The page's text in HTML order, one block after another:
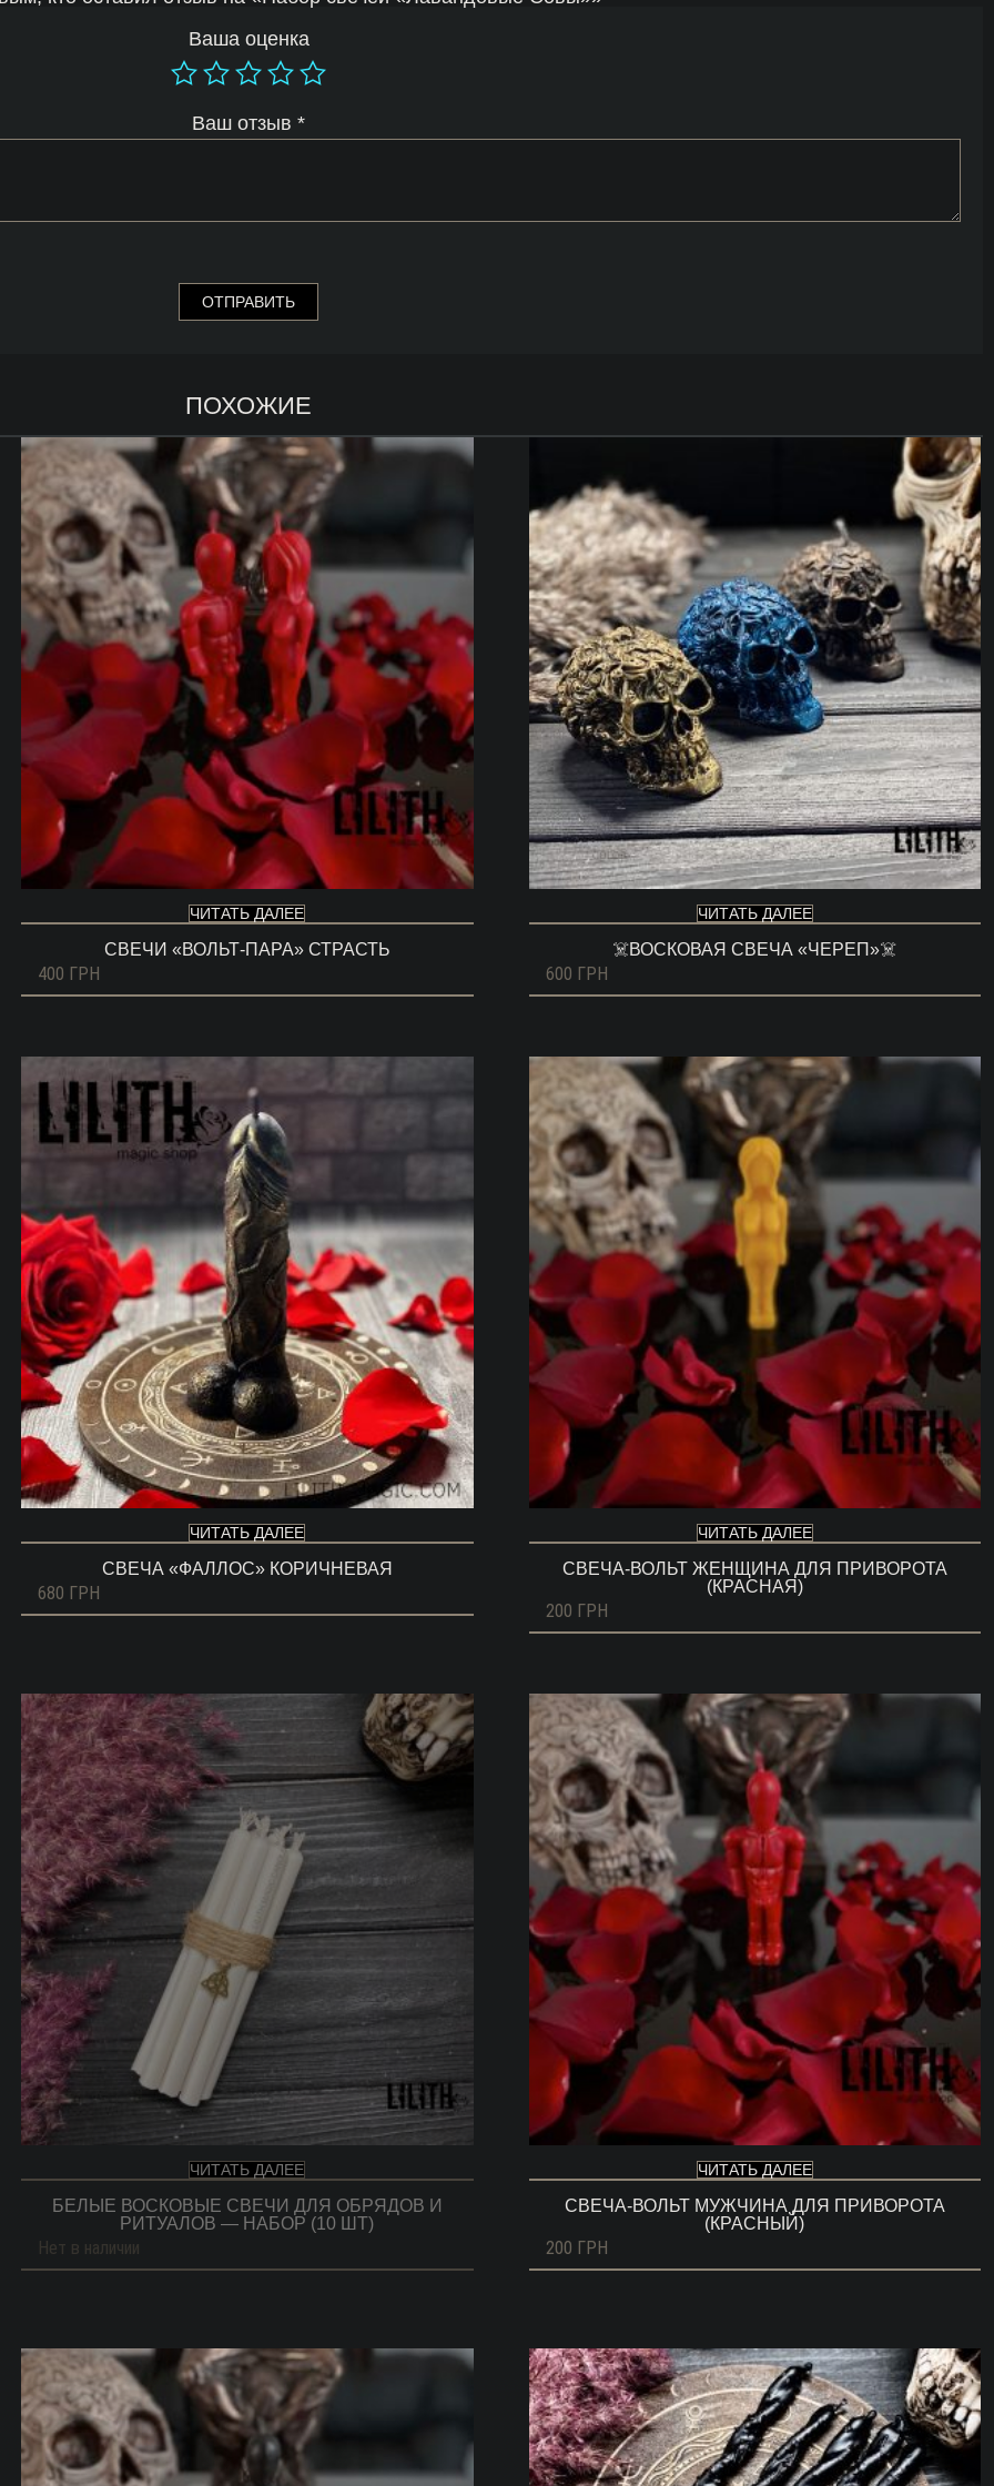
Ваша оценка
Ваш отзыв *
ПОХОЖИЕ
ЧИТАТЬ ДАЛЕЕ
СВЕЧИ «ВОЛЬТ-ПАРА» СТРАСТЬ
400 ГРН
ЧИТАТЬ ДАЛЕЕ
☠️ВОСКОВАЯ СВЕЧА «ЧЕРЕП»☠️
600 ГРН
ЧИТАТЬ ДАЛЕЕ
СВЕЧА «ФАЛЛОС» КОРИЧНЕВАЯ
680 ГРН
ЧИТАТЬ ДАЛЕЕ
СВЕЧА-ВОЛЬТ ЖЕНЩИНА ДЛЯ ПРИВОРОТА
(КРАСНАЯ)
200 ГРН
ЧИТАТЬ ДАЛЕЕ
БЕЛЫЕ ВОСКОВЫЕ СВЕЧИ ДЛЯ ОБРЯДОВ И
РИТУАЛОВ — НАБОР (10 ШТ)
Нет в наличии
ЧИТАТЬ ДАЛЕЕ
СВЕЧА-ВОЛЬТ МУЖЧИНА ДЛЯ ПРИВОРОТА
(КРАСНЫЙ)
200 ГРН